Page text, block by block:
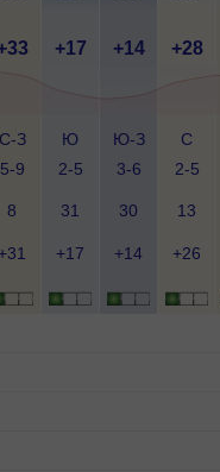
+17 +14 +28
С-З
5-9
Ю
2-5
Ю-З
3-6
С
2-5
8 31 30 13
+17 +14 +26